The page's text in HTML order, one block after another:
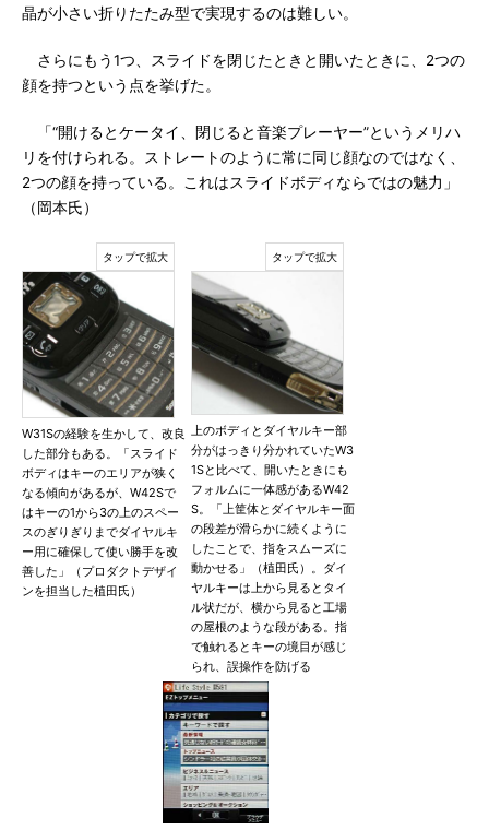
晶が小さい折りたたみ型で実現するのは難しい。
さらにもう1つ、スライドを閉じたときと開いたときに、2つの
顔を持つという点を挙げた。
「“開けるとケータイ、閉じると音楽プレーヤー”というメリハ
リを付けられる。ストレートのように常に同じ顔なのではなく、
2つの顔を持っている。これはスライドボディならではの魅力」
（岡本氏）
W31Sの経験を生かして、改良
した部分もある。「スライド
ボディはキーのエリアが狭く
なる傾向があるが、W42Sで
はキーの1から3の上のスペー
スのぎりぎりまでダイヤルキ
ー用に確保して使い勝手を改
善した」（プロダクトデザイ
ンを担当した植田氏）
上のボディとダイヤルキー部
分がはっきり分かれていたW3
1Sと比べて、開いたときにも
フォルムに一体感があるW42
S。「上筐体とダイヤルキー面
の段差が滑らかに続くように
したことで、指をスムーズに
動かせる」（植田氏）。ダイ
ヤルキーは上から見るとタイ
ル状だが、横から見ると工場
の屋根のような段がある。指
で触れるとキーの境目が感じ
られ、誤操作を防げる